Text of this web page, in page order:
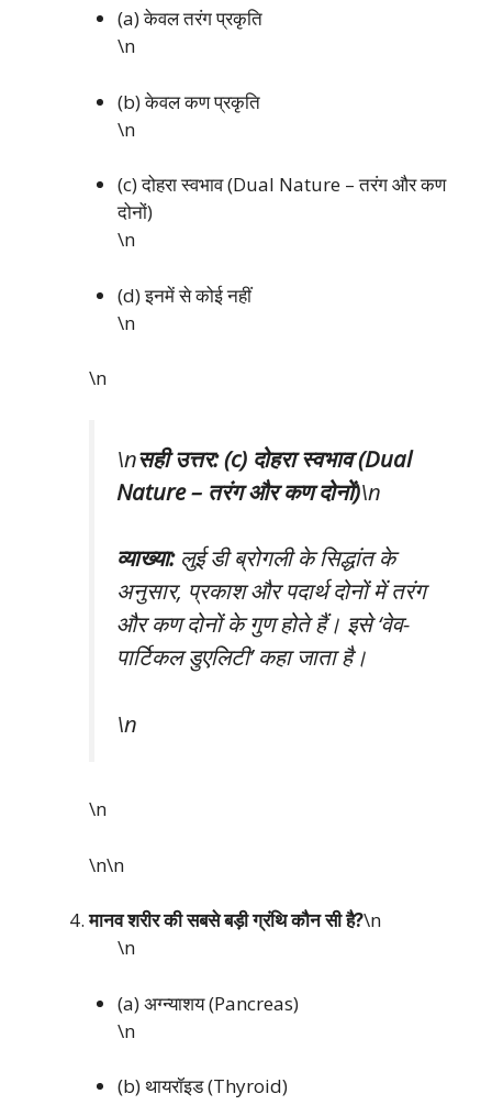
(a) केवल तरंग प्रकृति
\n
(b) केवल कण प्रकृति
\n
(c) दोहरा स्वभाव (Dual Nature – तरंग और कण
दोनों)
\n
(d) इनमें से कोई नहीं
\n
\n
\nसही उत्तर: (c) दोहरा स्वभाव (Dual
Nature – तरंग और कण दोनों)\n
व्याख्या:लुई डी ब्रोगली के सिद्धांत के
अनुसार, प्रकाश और पदार्थ दोनों में तरंग
और कण दोनों के गुण होते हैं। इसे ‘वेव-
पार्टिकल डुएलिटी’ कहा जाता है।
\n
\n
\n\n
मानव शरीर की सबसे बड़ी ग्रंथि कौन सी है?\n
\n
(a) अग्न्याशय (Pancreas)
\n
(b) थायरॉइड (Thyroid)